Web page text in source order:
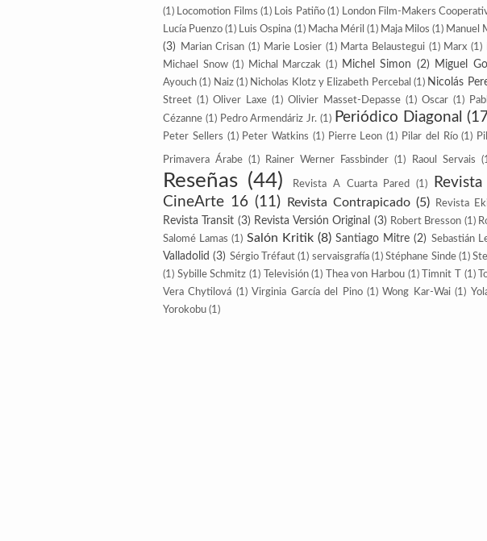
(1)
Locomotion Films (1) Lois Patiño (1) London Film-Makers
Lucía Puenzo (1) Luis Ospina (1) Macha Méril (1) Maja Milos (1) Manuel
(3)
Marian Crisan (1) Marie Losier (1) Marta Belaustegui (1) Marx (1)
Michael Snow (1) Michal Marczak (1) Michel Simon (2) Miguel
Ayouch (1) Naiz (1) Nicholas Klotz y Elizabeth Percebal (1) Nicolás
Street (1) Oliver Laxe (1) Olivier Masset-Depasse (1) Oscar (1)
Cézanne (1) Pedro Armendáriz Jr. (1) Periódico Diagonal
Peter Sellers (1) Peter Watkins (1) Pierre Leon (1) Pilar del Río (1)
Primavera Árabe (1) Rainer Werner Fassbinder (1) Raoul Servais
Reseñas (44) Revista A Cuarta Pared (1)
CineArte 16 (11) Revista Contrapicado (5) Revista
Revista Transit (3) Revista Versión Original (3) Robert Bresson (1)
Salomé Lamas (1) Salón Kritik (8) Santiago Mitre (2) Sebastián
Valladolid (3) Sérgio Tréfaut (1) servaisgrafía (1) Stéphane Sinde (1)
(1) Sybille Schmitz (1) Televisión (1) Thea von Harbou (1) Timnit T (1)
Vera Chytilová (1) Virginia García del Pino (1) Wong Kar-Wai (1)
Yorokobu (1)